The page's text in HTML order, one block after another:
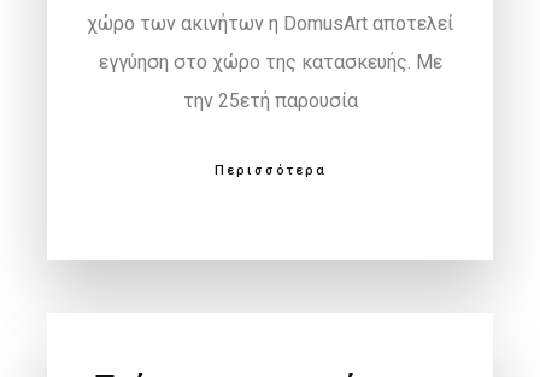
χώρο των ακινήτων η DomusArt αποτελεί
εγγύηση στο χώρο της κατασκευής. Με
την 25ετή παρουσία
Περισσότερα